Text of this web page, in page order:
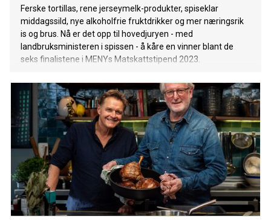
Ferske tortillas, rene jerseymelk-produkter, spiseklar
middagssild, nye alkoholfrie fruktdrikker og mer næringsrik
is og brus. Nå er det opp til hovedjuryen - med
landbruksministeren i spissen - å kåre en vinner blant de
seks finalistene i MENYs Matskattstipend 2023.